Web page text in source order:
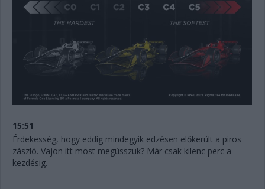
15:51
Érdekesség, hogy eddig mindegyik edzésen előkerült a piros
zászló. Vajon itt most megússzuk? Már csak kilenc perc a
kezdésig.